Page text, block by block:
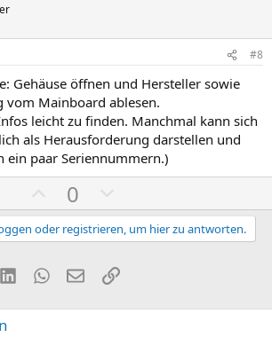
t
v
e
S
t
i
m
m
e
t
v
e
S
t
i
m
m
e
#8
Gehäuse öffnen und Hersteller sowie
vom Mainboard ablesen.
leicht zu finden. Manchmal kann sich
als Herausforderung darstellen und
ein paar Seriennummern.)
o
s
0
e
g
t
oder registrieren, um hier zu antworten.
LinkedInWhatsApp
E-MailLink